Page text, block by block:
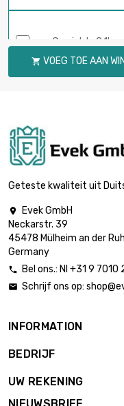
Gewicht : 0.1kg
Gewicht : 1kg
 VOEG TOE AAN
Geteste kwaliteit uit

Evek GmbH
Neckarstr. 39
45478 Mülheim an der
Germany
 Bel ons.: Nl +31 9
 Schrijf ons op:
INFORMATION
BEDRIJF
UW REKENING
NIEUWSBRIEF